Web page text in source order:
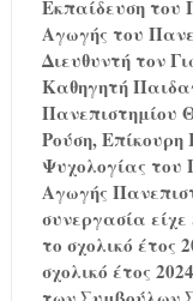
Εκπαίδευση του
Αγωγής του
Διευθυντή τον
Καθηγητή
Πανεπιστημίου
Ρούση, Επίκουρη
Ψυχολογίας του
Αγωγής
συνεργασία είχε
το σχολικό έτος
σχολικό έτος